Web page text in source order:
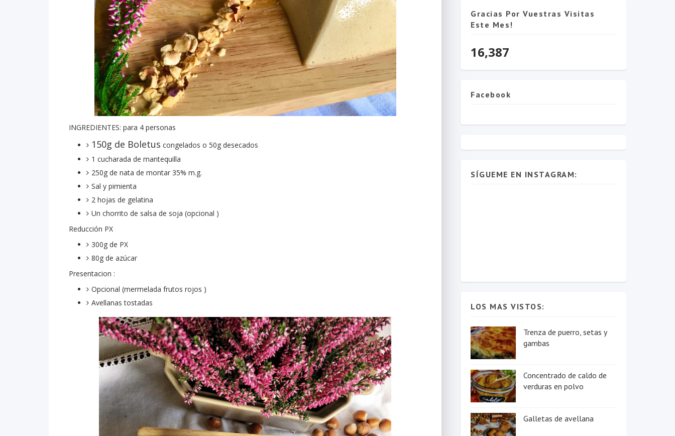
INGREDIENTES: para 4 personas
150g de Boletus congelados o 50g desecados
1 cucharada de mantequilla
250g de nata de montar 35% m.g.
Sal y pimienta
2 hojas de gelatina
Un chorrito de salsa de soja (opcional )
Reducción PX
300g de PX
80g de azúcar
Presentacion :
Opcional (mermelada frutos rojos )
Avellanas tostadas
Gracias Por Vuestras Visitas
Este Mes!
16,387
Facebook
SÍGUEME EN INSTAGRAM:
LOS MAS VISTOS:
Trenza de puerro, setas y
gambas
Concentrado de caldo de
verduras en polvo
Galletas de avellana